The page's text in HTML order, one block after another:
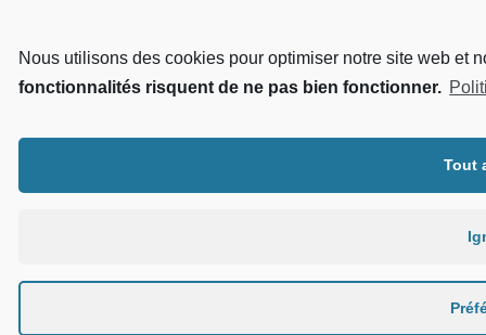
Nous utilisons des cookies pour optimiser notre site web et
fonctionnalités risquent de ne pas bien fonctionner.
Tout